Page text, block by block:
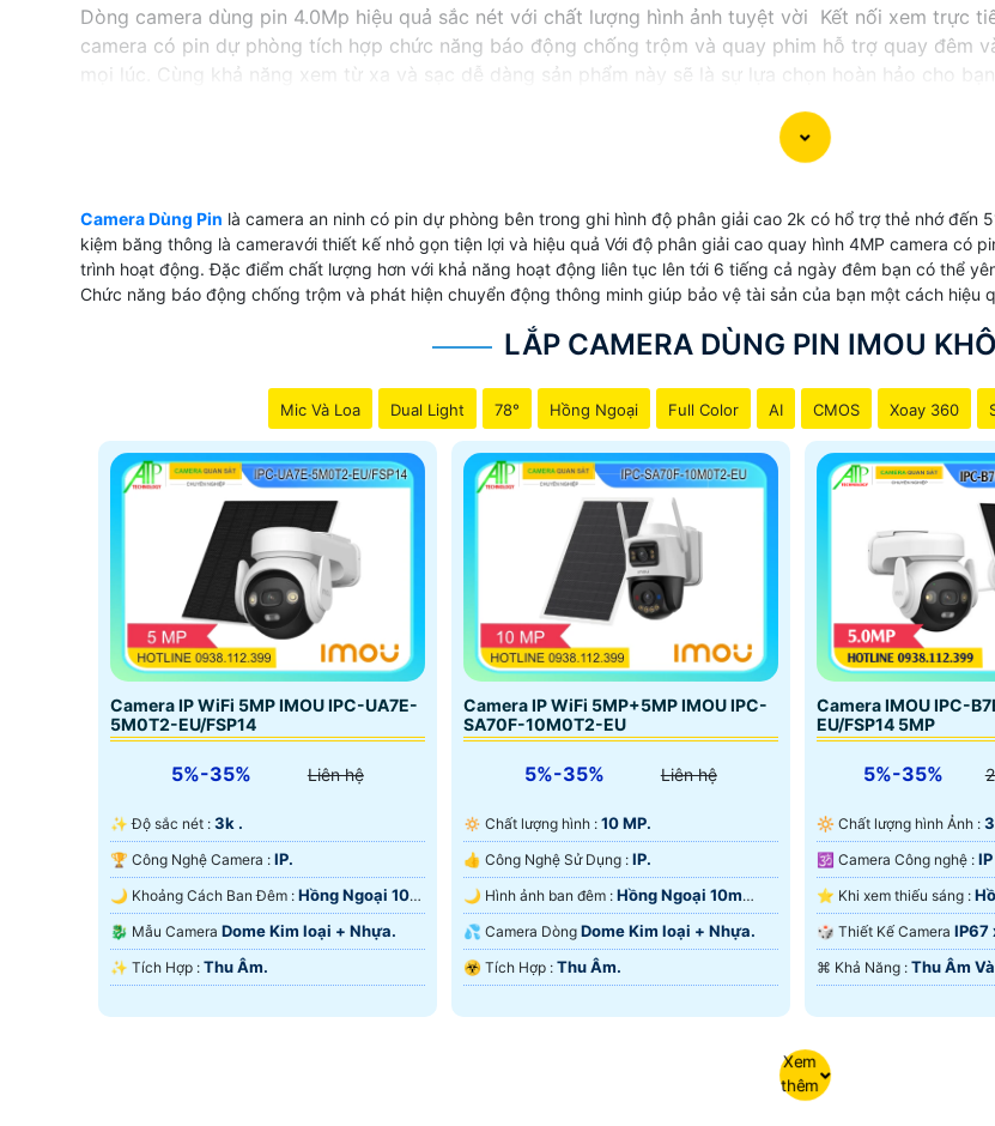
Dòng camera dùng pin 4.0Mp hiệu quả sắc nét với chất lượng hình ảnh tuyệt vời Kết nối xem trực
camera có pin dự phòng tích hợp chức năng báo động chống trộm và quay phim hỗ trợ quay đêm
mọi lúc. Cùng khả năng xem từ xa và sạc dễ dàng sản phẩm này sẽ là sự lựa chọn hoàn hảo cho bạn.
Camera Dùng Pin là camera an ninh có pin dự phòng bên trong ghi hình độ phân giải cao 2k có hổ trợ thẻ nhớ đến
kiệm băng thông là cameravới thiết kế nhỏ gọn tiện lợi và hiệu quả Với độ phân giải cao quay hình 4MP camera có
trình hoạt động. Đặc điểm chất lượng hơn với khả năng hoạt động liên tục lên tới 6 tiếng cả ngày đêm bạn có thể
Chức năng báo động chống trộm và phát hiện chuyển động thông minh giúp bảo vệ tài sản của bạn một cách hiệu
LẮP CAMERA DÙNG PIN IMOU
Mic Và Loa Dual Light 78° Hồng Ngoại Full Color AI CMOS Xoay 360
Camera IP WiFi 5MP IMOU IPC-UA7E-
5M0T2-EU/FSP14
5%-35% Liên hệ
✨ Độ sắc nét : 3k .
🏆 Công Nghệ Camera : IP.
🌙 Khoảng Cách Ban Đêm : Hồng Ngoại 10m
Hồng Ngoại SMD.
🐉️ Mẫu Camera Dome Kim loại + Nhựa.
️✨ Tích Hợp : Thu Âm.
Camera IP WiFi 5MP+5MP IMOU IPC-
SA70F-10M0T2-EU
5%-35% Liên hệ
🔅 Chất lượng hình : 10 MP.
👍 Công Nghệ Sử Dụng : IP.
🌙 Hình ảnh ban đêm : Hồng Ngoại 10m
Hồng Ngoại SMD.
💦 Camera Dòng Dome Kim loại + Nhựa.
️☣️ Tích Hợp : Thu Âm.
Camera IMOU IPC-
EU/FSP14 5MP
5%-35%
🔆 Chất lượng hình Ảnh :
🕉️ Camera Công nghệ :
⭐ Khi xem thiếu sáng :
Hồng Ngoại SMD.
🎲 Thiết Kế Camera IP67
️⌘ Khả Năng : Thu Âm
Xem
thêm